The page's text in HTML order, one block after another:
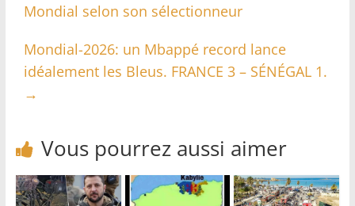
Mondial selon son sélectionneur
Mondial-2026: un Mbappé record lance
idéalement les Bleus. FRANCE 3 – SÉNÉGAL 1.
→
Vous pourrez aussi aimer